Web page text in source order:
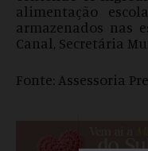
alimentação
armazenados nas
Canal, Secretária
Fonte: Assessoria